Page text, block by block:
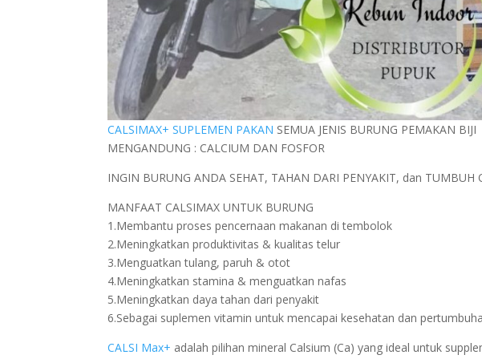
CALSIMAX+ SUPLEMEN PAKAN SEMUA JENIS BURUNG PEMAKAN BIJI
MENGANDUNG : CALCIUM DAN FOSFOR
INGIN BURUNG ANDA SEHAT, TAHAN DARI PENYAKIT, dan TUMBUH
MANFAAT CALSIMAX UNTUK BURUNG
1.Membantu proses pencernaan makanan di tembolok
2.Meningkatkan produktivitas & kualitas telur
3.Menguatkan tulang, paruh & otot
4.Meningkatkan stamina & menguatkan nafas
5.Meningkatkan daya tahan dari penyakit
6.Sebagai suplemen vitamin untuk mencapai kesehatan dan
CALSI Max+ adalah pilihan mineral Calsium (Ca) yang ideal untuk